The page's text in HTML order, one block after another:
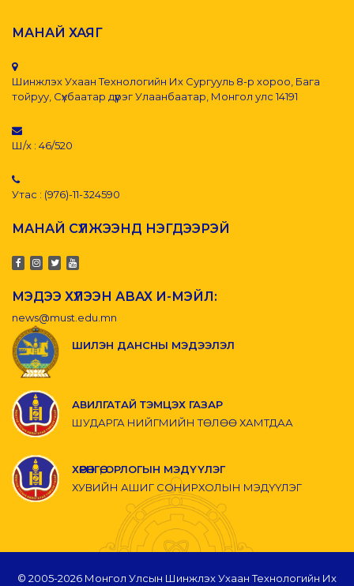
МАНАЙ ХАЯГ
Шинжлэх Ухаан Технологийн Их Сургууль 8-р хороо, Бага
тойруу, Сүхбаатар дүүрэг Улаанбаатар, Монгол улс 14191
Ш/х : 46/520
Утас : (976)-11-324590
МАНАЙ СҮЛЖЭЭНД НЭГДЭЭРЭЙ
МЭДЭЭ ХҮЛЭЭН АВАХ И-МЭЙЛ:
news@must.edu.mn
ШИЛЭН ДАНСНЫ МЭДЭЭЛЭЛ
АВИЛГАТАЙ ТЭМЦЭХ ГАЗАР
ШУДАРГА НИЙГМИЙН ТӨЛӨӨ ХАМТДАА
ХӨРӨНГӨ, ОРЛОГЫН МЭДҮҮЛЭГ
ХУВИЙН АШИГ СОНИРХОЛЫН МЭДҮҮЛЭГ
© 2005-2026 Монгол Улсын Шинжлэх Ухаан Технологийн Их